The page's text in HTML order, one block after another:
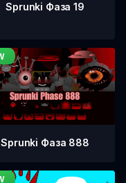
Sprunki Фаза 19
Sprunki Фаза 888